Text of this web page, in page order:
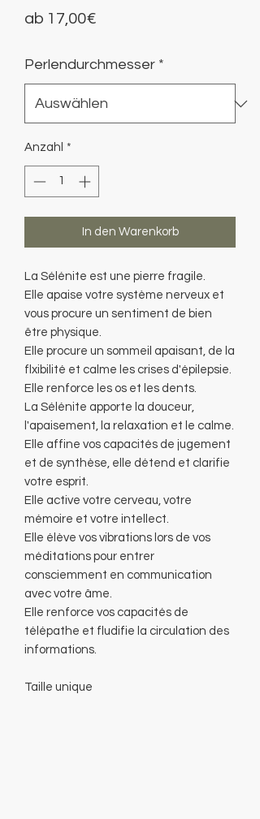
ab 17,00€Sale-
Perlendurchmesser *
Anzahl *
In den Warenkorb
La Sélénite est une pierre fragile.
Elle apaise votre système nerveux et
vous procure un sentiment de bien
être physique.
Elle procure un sommeil apaisant, de la
flxibilité et calme les crises d'épilepsie.
Elle renforce les os et les dents.
La Sélénite apporte la douceur,
l'apaisement, la relaxation et le calme.
Elle affine vos capacités de jugement
et de synthèse, elle détend et clarifie
votre esprit.
Elle active votre cerveau, votre
mémoire et votre intellect.
Elle élève vos vibrations lors de vos
méditations pour entrer
consciemment en communication
avec votre âme.
Elle renforce vos capacités de
télépathe et fludifie la circulation des
informations.
Taille unique